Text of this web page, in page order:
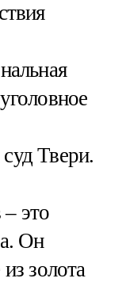
Твери.
это
Он
золота